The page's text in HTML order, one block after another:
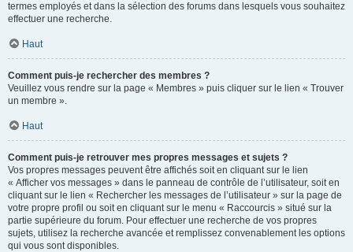
termes employés et dans la sélection des forums dans lesquels vous souhaitez
effectuer une recherche.
Haut
Comment puis-je rechercher des membres ?
Veuillez vous rendre sur la page « Membres » puis cliquer sur le lien « Trouver
un membre ».
Haut
Comment puis-je retrouver mes propres messages et sujets ?
Vos propres messages peuvent être affichés soit en cliquant sur le lien
« Afficher vos messages » dans le panneau de contrôle de l’utilisateur, soit en
cliquant sur le lien « Rechercher les messages de l’utilisateur » sur la page de
votre propre profil ou soit en cliquant sur le menu « Raccourcis » situé sur la
partie supérieure du forum. Pour effectuer une recherche de vos propres
sujets, utilisez la recherche avancée et remplissez convenablement les options
qui vous sont disponibles.